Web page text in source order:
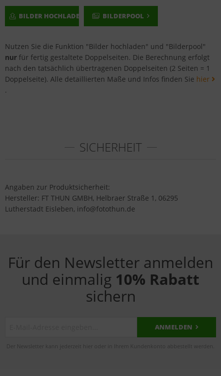
BILDER HOCHLADEN BILDERPOOL
Nutzen Sie die Funktion "Bilder hochladen" und "Bilderpool"
nur für fertig gestaltete Doppelseiten. Die Berechnung erfolgt
nach den tatsächlich übertragenen Doppelseiten (2 Seiten = 1
Doppelseite). Alle detaillierten Maße und Infos finden Sie hier
.
SICHERHEIT
Angaben zur Produktsicherheit:
Hersteller: FT THUN GMBH, Helbraer Straße 1, 06295
Lutherstadt Eisleben, info@fotothun.de
Für den Newsletter anmelden
und einmalig 10% Rabatt
sichern
ANMELDEN
Der Newsletter kann jederzeit hier oder in Ihrem Kundenkonto abbestellt werden.